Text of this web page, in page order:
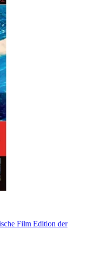
Film Edition der